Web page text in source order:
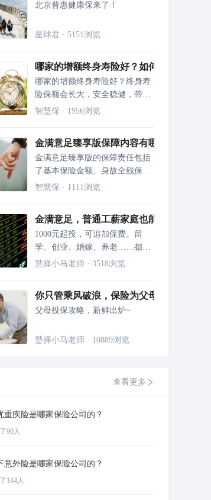
北京普惠健康保来了！
星球君 · 5151浏览
哪家的增额终身寿险好？如何挑选，这里
哪家的增额终身寿险好？终身寿
险保额会长大，安全稳健，带给
人们满满的安全感。
智慧保 · 1956浏览
金满意足臻享版保障内容有哪些 能买吗
金满意足臻享版的保障责任包括
了基本保险金额、身故全残保障
以及交通意外身故保险金。
智慧保 · 1111浏览
金满意足，普通工薪家庭也能给孩子存下
1000元起投，可追加保费。留
学、创业、婚嫁、养老……都能
用它解决！
慧择小马老师 · 3518浏览
你只管乘风破浪，保险为父母保驾护航
父母投保攻略，新鲜出炉~
慧择小马老师 · 10889浏览
查看更多
重疾险是哪家保险公司的？
90人
意外险是哪家保险公司的？
184人